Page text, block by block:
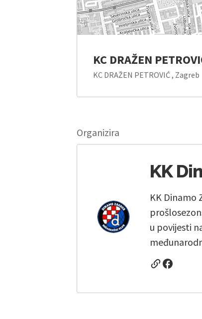
KC DRAŽEN
KC DRAŽEN PETROVIĆ , Zagreb
Organizira
KK
KK Dinamo
u povijesti